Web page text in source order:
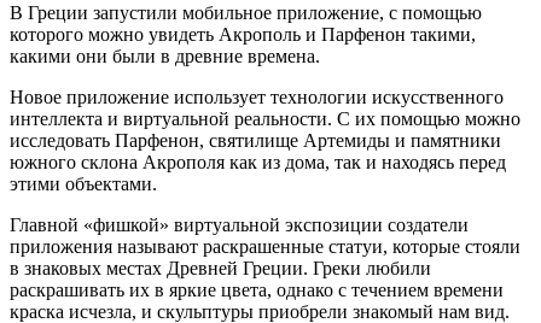
В Греции запустили мобильное приложение, с помощью
которого можно увидеть Акрополь и Парфенон такими,
какими они были в древние времена.
Новое приложение использует технологии искусственного
интеллекта и виртуальной реальности. С их помощью можно
исследовать Парфенон, святилище Артемиды и памятники
южного склона Акрополя как из дома, так и находясь перед
этими объектами.
Главной «фишкой» виртуальной экспозиции создатели
приложения называют раскрашенные статуи, которые стояли
в знаковых местах Древней Греции. Греки любили
раскрашивать их в яркие цвета, однако с течением времени
краска исчезла, и скульптуры приобрели знакомый нам вид.